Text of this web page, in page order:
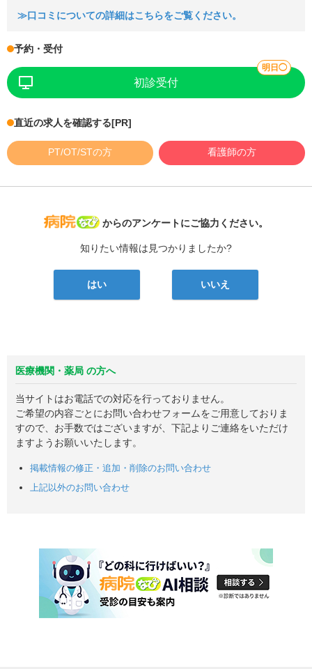
≫口コミについての詳細はこちらをご覧ください。
予約・受付
初診受付
明日◯
直近の求人を確認する[PR]
PT/OT/STの方 看護師の方
病院なび
からのアンケートにご協力ください。
知りたい情報は見つかりましたか?
はい いいえ
医療機関・薬局 の方へ
当サイトはお電話での対応を行っておりません。
ご希望の内容ごとにお問い合わせフォームをご用意しておりま
すので、お手数ではございますが、下記よりご連絡をいただけ
ますようお願いいたします。
掲載情報の修正・追加・削除のお問い合わせ
上記以外のお問い合わせ